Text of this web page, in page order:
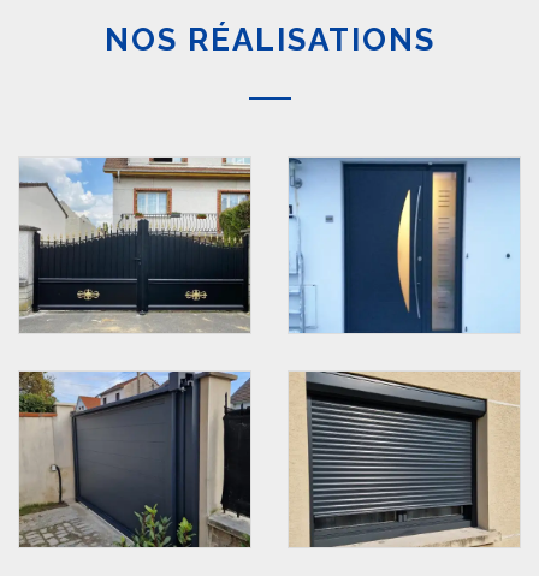
NOS RÉALISATIONS